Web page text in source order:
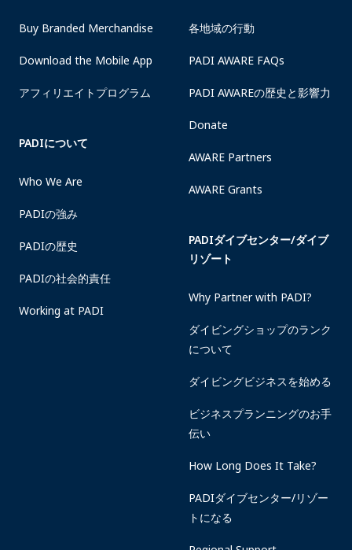
Buy Branded Merchandise
Download the Mobile App
アフィリエイトプログラム
PADIについて
Who We Are
PADIの強み
PADIの歴史
PADIの社会的責任
Working at PADI
各地域の行動
PADI AWARE FAQs
PADI AWAREの歴史と影響力
Donate
AWARE Partners
AWARE Grants
PADIダイブセンター/ダイブ
リゾート
Why Partner with PADI?
ダイビングショップのランク
について
ダイビングビジネスを始める
ビジネスプランニングのお手
伝い
How Long Does It Take?
PADIダイブセンター/リゾー
トになる